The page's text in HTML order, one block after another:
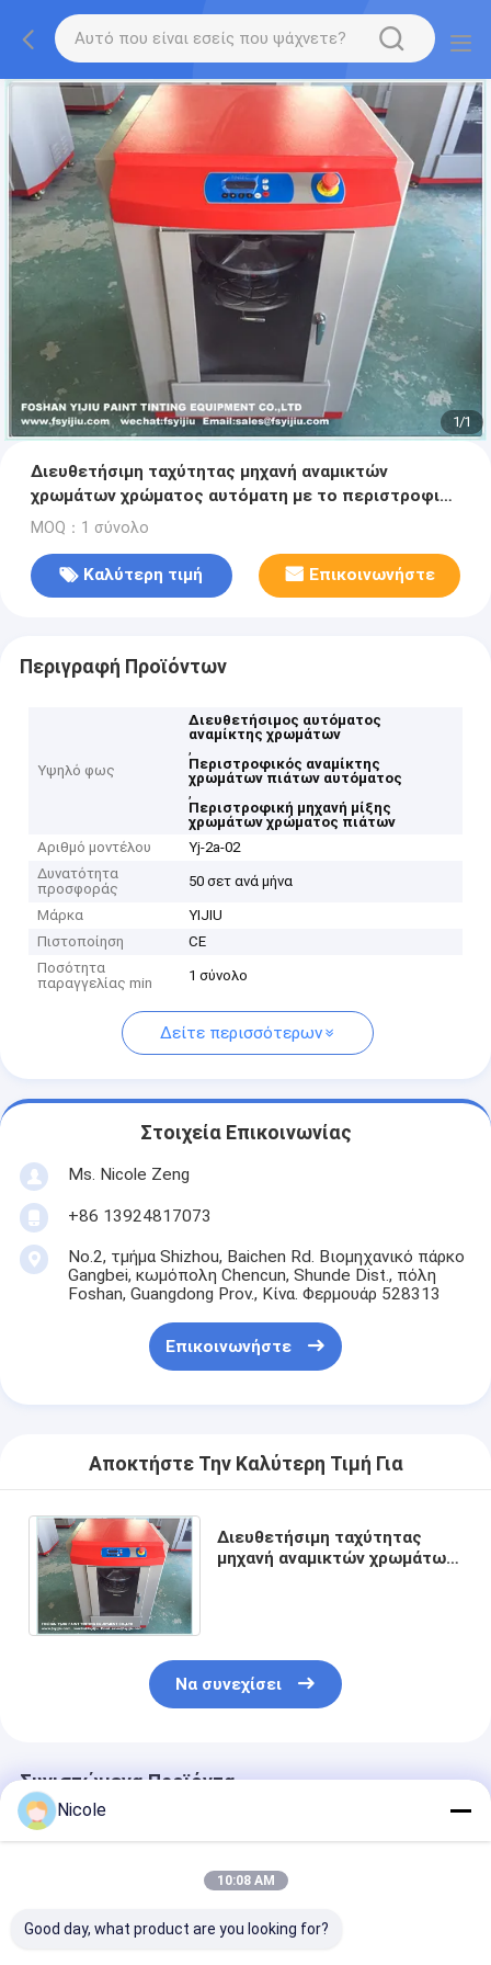
1/1
Διευθετήσιμη ταχύτητας μηχανή αναμικτών
χρωμάτων χρώματος αυτόματη με το περιστροφικό
πιάτο
MOQ：1 σύνολο
Καλύτερη τιμή Επικοινωνήστε
Περιγραφή Προϊόντων
Υψηλό φως
Διευθετήσιμος αυτόματος
αναμίκτης χρωμάτων
,
Περιστροφικός αναμίκτης
χρωμάτων πιάτων αυτόματος
,
Περιστροφική μηχανή μίξης
χρωμάτων χρώματος πιάτων
Αριθμό μοντέλου
Yj-2a-02
Δυνατότητα
προσφοράς
50 σετ ανά μήνα
Μάρκα
YIJIU
Πιστοποίηση
CE
Ποσότητα
παραγγελίας min
1 σύνολο
Δείτε περισσότερων
Στοιχεία Επικοινωνίας
Ms. Nicole Zeng
+86 13924817073
No.2, τμήμα Shizhou, Baichen Rd. Βιομηχανικό πάρκο
Gangbei, κωμόπολη Chencun, Shunde Dist., πόλη
Foshan, Guangdong Prov., Κίνα. Φερμουάρ 528313
Επικοινωνήστε
Αποκτήστε Την Καλύτερη Τιμή Για
Διευθετήσιμη ταχύτητας
μηχανή αναμικτών χρωμάτων
Να συνεχίσει
Συνιστώμενα Προϊόντα
Nicole
10:08 AM
Good day, what product are you looking for?